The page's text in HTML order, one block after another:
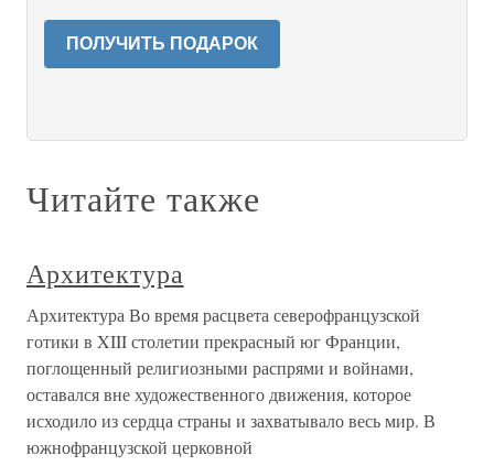
ПОЛУЧИТЬ ПОДАРОК
Читайте также
Архитектура
Архитектура Во время расцвета северофранцузской
готики в XIII столетии прекрасный юг Франции,
поглощенный религиозными распрями и войнами,
оставался вне художественного движения, которое
исходило из сердца страны и захватывало весь мир. В
южнофранцузской церковной